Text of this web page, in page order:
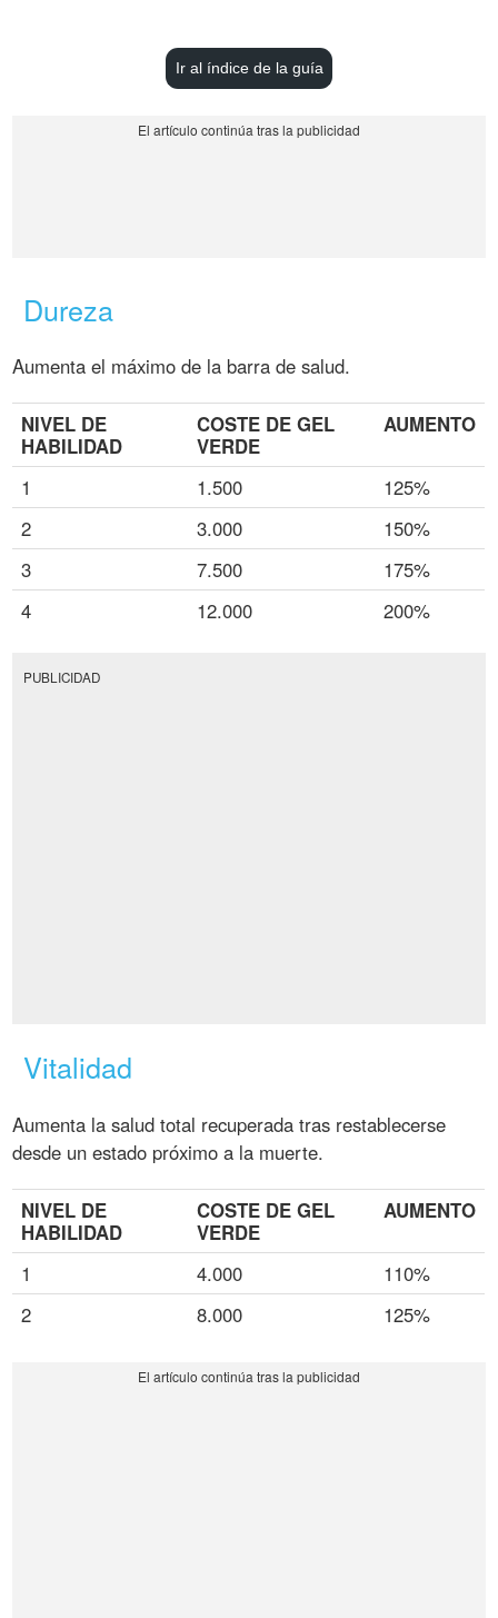
Ir al índice de la guía
Dureza
Aumenta el máximo de la barra de salud.
NIVEL DE
HABILIDAD
COSTE DE GEL
VERDE
AUMENTO
1 1.500
125%
2
3.000
150%
3
7.500
175%
4
12.000 200%
PUBLICIDAD
Vitalidad
Aumenta la salud total recuperada tras restablecerse
desde un estado próximo a la muerte.
NIVEL DE
HABILIDAD
COSTE DE GEL
VERDE
AUMENTO
1 4.000
110%
2
8.000 125%